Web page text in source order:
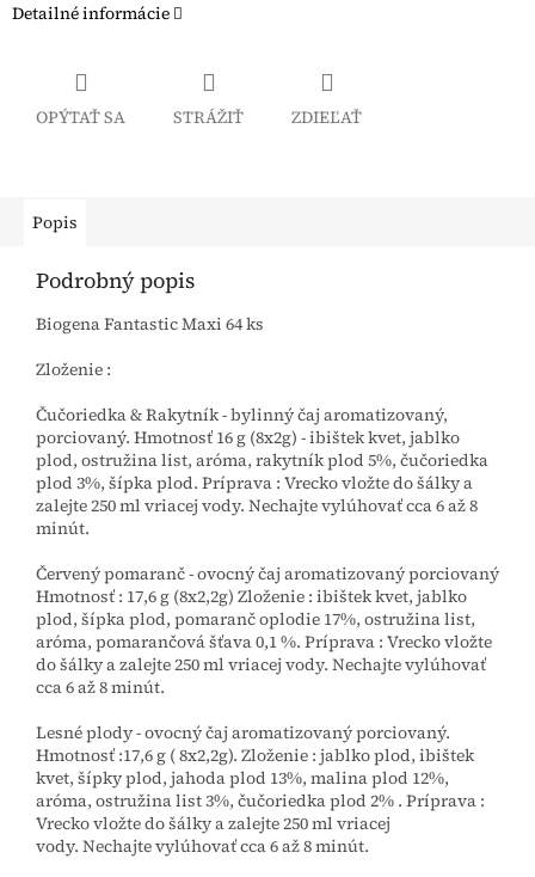
Detailné informácie
OPÝTAŤ SA STRÁŽIŤ ZDIEĽAŤ
Popis
Podrobný popis
Biogena Fantastic Maxi 64 ks
Zloženie :
Čučoriedka & Rakytník - bylinný čaj aromatizovaný,
porciovaný. Hmotnosť 16 g (8x2g) - ibištek kvet, jablko
plod, ostružina list, aróma, rakytník plod 5%, čučoriedka
plod 3%, šípka plod. Príprava : Vrecko vložte do šálky a
zalejte 250 ml vriacej vody. Nechajte vylúhovať cca 6 až 8
minút.
Červený pomaranč - ovocný čaj aromatizovaný porciovaný
Hmotnosť : 17,6 g (8x2,2g) Zloženie : ibištek kvet, jablko
plod, šípka plod, pomaranč oplodie 17%, ostružina list,
aróma, pomarančová šťava 0,1 %. Príprava : Vrecko vložte
do šálky a zalejte 250 ml vriacej vody. Nechajte vylúhovať
cca 6 až 8 minút.
Lesné plody - ovocný čaj aromatizovaný porciovaný.
Hmotnosť :17,6 g ( 8x2,2g). Zloženie : jablko plod, ibištek
kvet, šípky plod, jahoda plod 13%, malina plod 12%,
aróma, ostružina list 3%, čučoriedka plod 2% . Príprava :
Vrecko vložte do šálky a zalejte 250 ml vriacej
vody. Nechajte vylúhovať cca 6 až 8 minút.